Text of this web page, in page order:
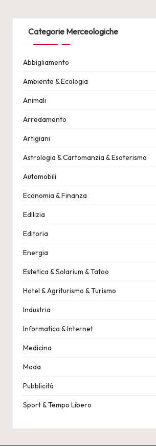
articoli
Categorie Merceologiche
Abbigliamento
Ambiente & Ecologia
Animali
Arredamento
Artigiani
Astrologia & Cartomanzia & Esoterismo
Automobili
Economia & Finanza
Edilizia
Editoria
Energia
Estetica & Solarium & Tatoo
Hotel & Agriturismo & Turismo
Industria
Informatica & Internet
Medicina
Moda
Pubblicità
Sport & Tempo Libero